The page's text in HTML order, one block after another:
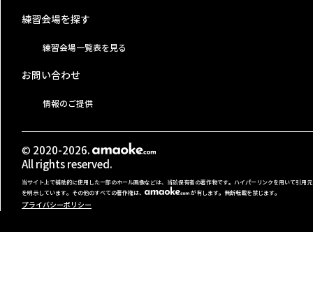
練習会場を探す
練習会場一覧表を見る
お問い合わせ
情報のご提供
© 2020-2026.
All rights reserved.
当サイト上で補助的に使用した一部のホール画像などは、当該保有者の著作物です。ハイパーリンクを用いて引用元
を明示しています。その他のすべての著作権は、
が有します。無断転載を禁じます。
プライバシーポリシー